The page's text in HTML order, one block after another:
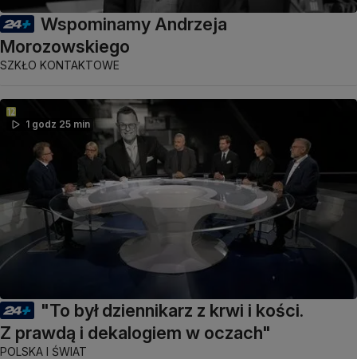
Wspominamy Andrzeja
Morozowskiego
SZKŁO KONTAKTOWE
1 godz 25 min
"To był dziennikarz z krwi i kości.
Z prawdą i dekalogiem w oczach"
POLSKA I ŚWIAT